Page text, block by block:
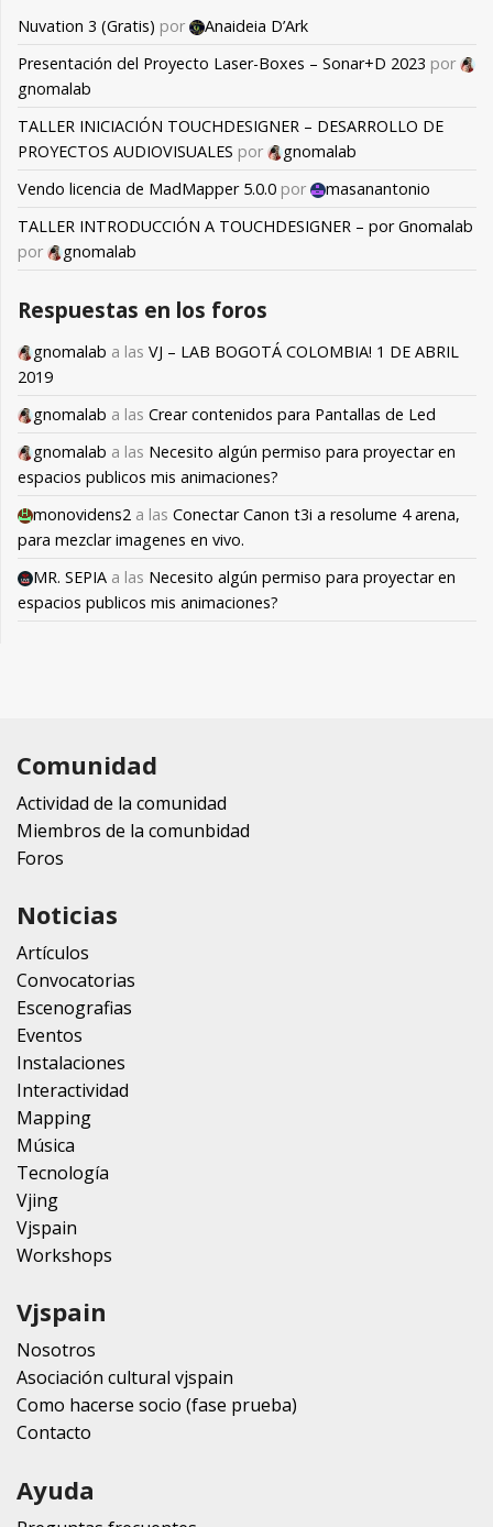
Nuvation 3 (Gratis) por
Anaideia D’Ark
Presentación del Proyecto Laser-Boxes – Sonar+D 2023 por
gnomalab
TALLER INICIACIÓN TOUCHDESIGNER – DESARROLLO DE
PROYECTOS AUDIOVISUALES por
gnomalab
Vendo licencia de MadMapper 5.0.0 por
masanantonio
TALLER INTRODUCCIÓN A TOUCHDESIGNER – por Gnomalab
por
gnomalab
Respuestas en los foros
gnomalab a las VJ – LAB BOGOTÁ COLOMBIA! 1 DE ABRIL
2019
gnomalab a las Crear contenidos para Pantallas de Led
gnomalab a las Necesito algún permiso para proyectar en
espacios publicos mis animaciones?
monovidens2 a las Conectar Canon t3i a resolume 4 arena,
para mezclar imagenes en vivo.
MR. SEPIA a las Necesito algún permiso para proyectar en
espacios publicos mis animaciones?
Comunidad
Actividad de la comunidad
Miembros de la comunbidad
Foros
Noticias
Artículos
Convocatorias
Escenografias
Eventos
Instalaciones
Interactividad
Mapping
Música
Tecnología
Vjing
Vjspain
Workshops
Vjspain
Nosotros
Asociación cultural vjspain
Como hacerse socio (fase prueba)
Contacto
Ayuda